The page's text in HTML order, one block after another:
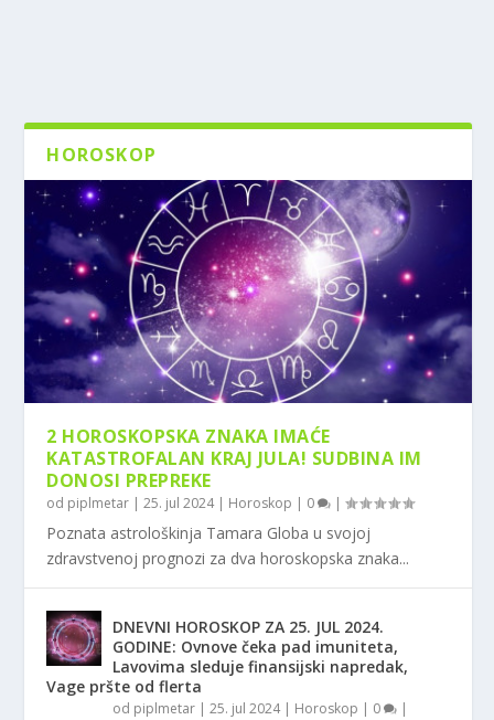
HOROSKOP
2 HOROSKOPSKA ZNAKA IMAĆE
KATASTROFALAN KRAJ JULA! SUDBINA IM
DONOSI PREPREKE
od piplmetar |25. jul 2024| Horoskop | 0 |
Poznata astrološkinja Tamara Globa u svojoj
zdravstvenoj prognozi za dva horoskopska znaka...
DNEVNI HOROSKOP ZA 25. JUL 2024.
GODINE: Ovnove čeka pad imuniteta,
Lavovima sleduje finansijski napredak,
Vage pršte od flerta
od piplmetar |25. jul 2024| Horoskop | 0 |